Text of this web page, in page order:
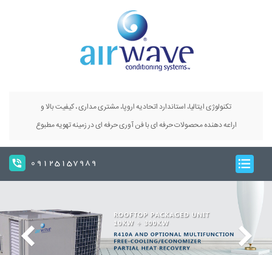
تکنولوژی ایتالیا، استاندارد اتحادیه اروپا، مشتری مداری ، کیفیت بالا و
اراعه دهنده محصولات حرفه ای با فن آوری حرفه ای در زمینه تهویه مطبوع
09125157989